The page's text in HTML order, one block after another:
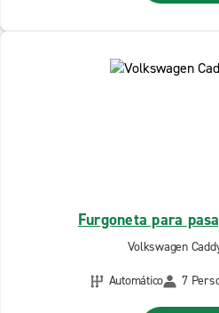
Furgoneta para
Volkswagen
Automático
7